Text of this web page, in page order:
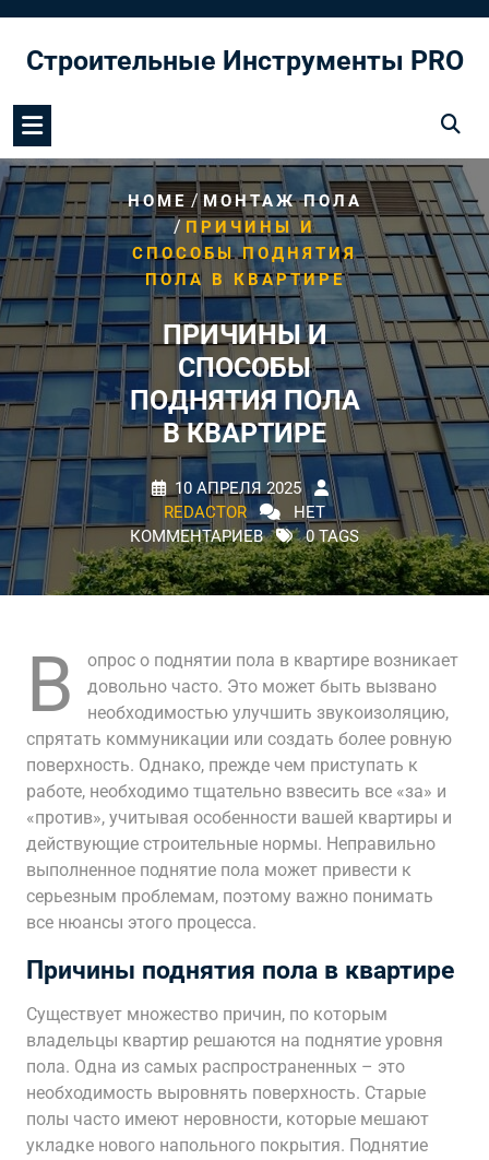
содержимому
Строительные Инструменты PRO
HOME/МОНТАЖ ПОЛА
/ ПРИЧИНЫ И
СПОСОБЫ ПОДНЯТИЯ
ПОЛА В КВАРТИРЕ
ПРИЧИНЫ И
СПОСОБЫ
ПОДНЯТИЯ ПОЛА
В КВАРТИРЕ
10 АПРЕЛЯ 2025
REDACTOR
НЕТ
КОММЕНТАРИЕВ
0 TAGS
В
опрос о поднятии пола в квартире возникает
довольно часто. Это может быть вызвано
необходимостью улучшить звукоизоляцию,
спрятать коммуникации или создать более ровную
поверхность. Однако, прежде чем приступать к
работе, необходимо тщательно взвесить все «за» и
«против», учитывая особенности вашей квартиры и
действующие строительные нормы. Неправильно
выполненное поднятие пола может привести к
серьезным проблемам, поэтому важно понимать
все нюансы этого процесса.
Причины поднятия пола в квартире
Существует множество причин, по которым
владельцы квартир решаются на поднятие уровня
пола. Одна из самых распространенных – это
необходимость выровнять поверхность. Старые
полы часто имеют неровности, которые мешают
укладке нового напольного покрытия. Поднятие